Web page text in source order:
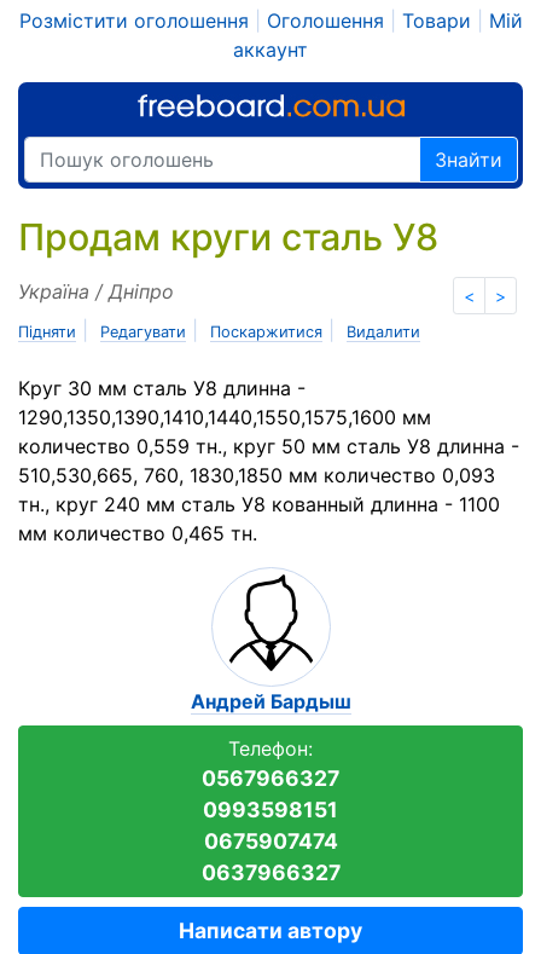
Розмістити оголошення Оголошення Товари
Мій
аккаунт
Знайти
Продам круги сталь У8
< >
Україна / Дніпро
Підняти Редагувати Поскаржитися Видалити
Круг 30 мм сталь У8 длинна -
1290,1350,1390,1410,1440,1550,1575,1600 мм
количество 0,559 тн., круг 50 мм сталь У8 длинна -
510,530,665, 760, 1830,1850 мм количество 0,093
тн., круг 240 мм сталь У8 кованный длинна - 1100
мм количество 0,465 тн.
Андрей Бардыш
Телефон:
0567966327
0993598151
0675907474
0637966327
Написати автору